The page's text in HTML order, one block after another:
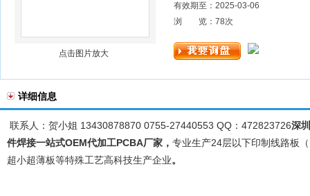
点击图片放大
有效期至：2025-03-06
浏 览： 78次
详细信息
联系人：贺小姐 13430878870 0755-27440553 QQ：472823726深
件焊接一站式OEM代加工PCBA厂家， 专业生产24层以下印制线路板
超小超薄板等特殊工艺高科技生产企业。